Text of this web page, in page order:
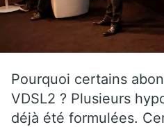
Pourquoi certains
VDSL2 ? Plusieurs
déjà été formulées.